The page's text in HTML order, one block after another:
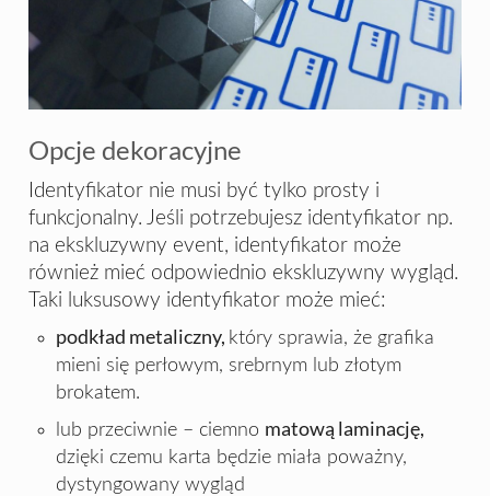
Opcje dekoracyjne
Identyfikator nie musi być tylko prosty i
funkcjonalny. Jeśli potrzebujesz identyfikator np.
na ekskluzywny event, identyfikator może
również mieć odpowiednio ekskluzywny wygląd.
Taki luksusowy identyfikator może mieć:
podkład metaliczny, który sprawia, że grafika
mieni się perłowym, srebrnym lub złotym
brokatem.
lub przeciwnie – ciemno matową laminację,
dzięki czemu karta będzie miała poważny,
dystyngowany wygląd